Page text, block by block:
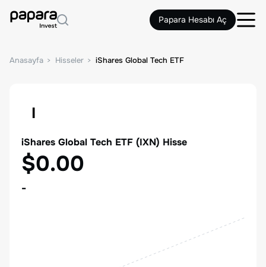
Papara Hesabı Aç
Anasayfa Hisseler iShares Global Tech ETF
I
iShares Global Tech ETF (IXN) Hisse
$0.00
-